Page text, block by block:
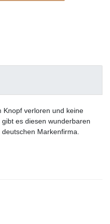
Knopf verloren und keine
es diesen wunderbaren
Markenfirma.